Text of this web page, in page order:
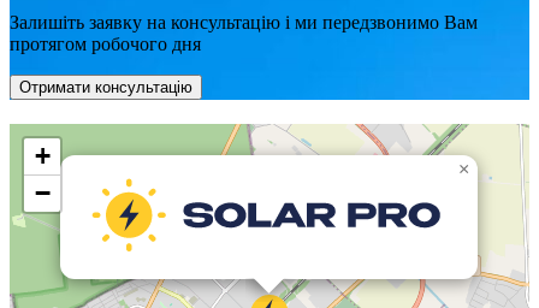
Залишіть заявку на консультацію і ми передзвонимо Вам
протягом робочого дня
Отримати консультацію
×
+
−